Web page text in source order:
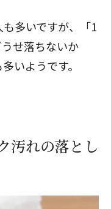
多いですが、「1
せ落ちないか
いようです。
汚れの落とし